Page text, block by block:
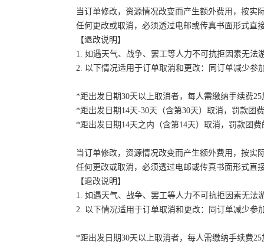
当订单修改，资源情况改变而产生额外费用，按实
任何更改或取消，必须透过电邮或传真书面形式直
【退改说明】
1. 如遇天气、战争、罢工等人力不可抗拒因素无
2. 以下情况适用于订单取消和更改：同订单减少
*距出发日期30天以上取消者，每人需缴纳手续费
*距出发日期14天-30天（含第30天）取消，罚款团
*距出发日期14天之内（含第14天）取消，罚款团费
当订单修改，资源情况改变而产生额外费用，按实
任何更改或取消，必须透过电邮或传真书面形式直
【退改说明】
1. 如遇天气、战争、罢工等人力不可抗拒因素无
2. 以下情况适用于订单取消和更改：同订单减少
*距出发日期30天以上取消者，每人需缴纳手续费